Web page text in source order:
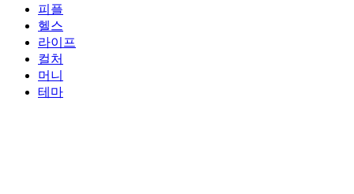
피플
헬스
라이프
컬처
머니
테마